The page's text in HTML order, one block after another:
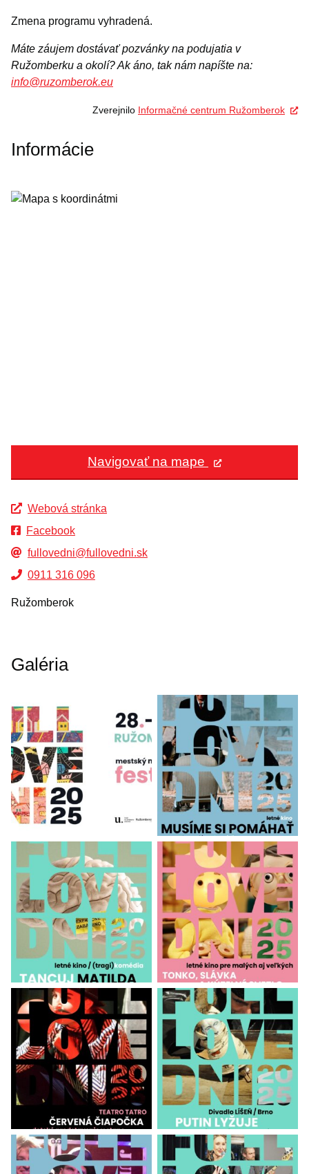
Zmena programu vyhradená.
Máte záujem dostávať pozvánky na podujatia v
Ružomberku a okolí? Ak áno, tak nám napíšte na:
info@ruzomberok.eu
Zverejnilo Informačné centrum Ružomberok
Informácie
Navigovať na mape
Webová stránka
Facebook
fullovedni@fullovedni.sk
0911 316 096
Ružomberok
Galéria